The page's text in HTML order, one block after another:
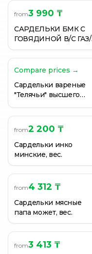
from3 990 ₸
САРДЕЛЬКИ БМК С
ГОВЯДИНОЙ В/С ГАЗ/
УП ВЕС
Compare prices →
Сардельки вареные
"Телячьи" высшего
говядина)
from2 200 ₸
Сардельки инко
минские, вес.
from4 312 ₸
Сардельки мясные
папа может, вес.
from3 413 ₸